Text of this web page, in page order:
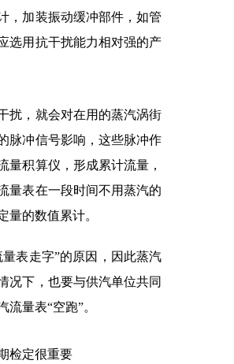
，加装振动缓冲部件，如管
选用抗干扰能力相对强的产
扰，就会对在用的蒸汽涡街
脉冲信号影响，这些脉冲作
量积算仪，形成累计流量，
量表在一段时间不用蒸汽的
量的数值累计。
表走字”的原因，因此蒸汽
况下，也要与供汽单位共同
量表“空跑”。
检定很重要